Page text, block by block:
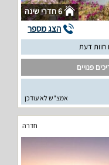
6 חדרי שינה
הצג מספר
חוות דעת
פנויים
אמצ"ש לא עודכן
חדרה